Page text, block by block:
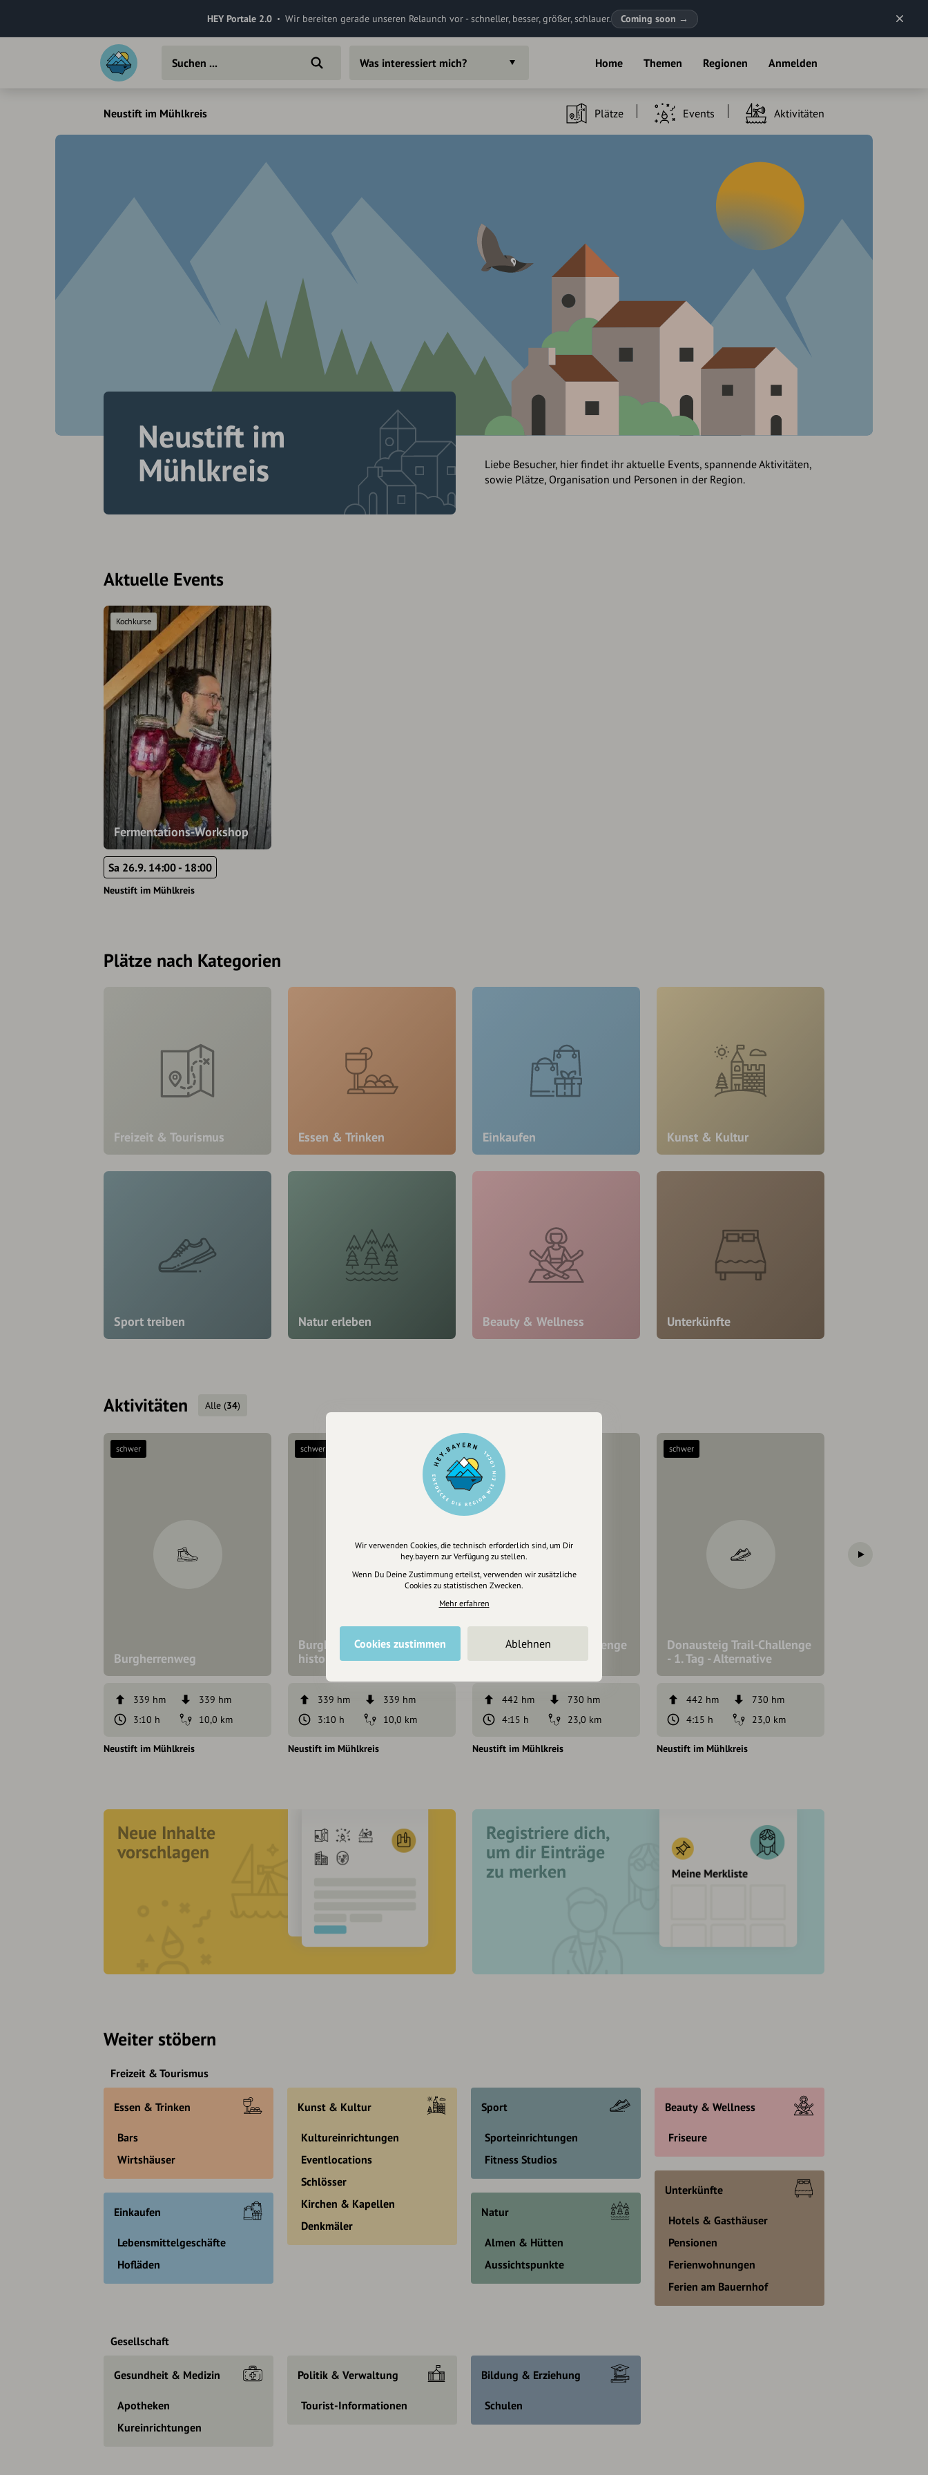
HEY Portale 2.0 Wir bereiten gerade unseren Relaunch vor - schneller, besser, größer, schlauer. Coming soon →
Home Themen Regionen Anmelden
Was interessiert mich?
Neustift im Mühlkreis Plätze Events Aktivitäten
Neustift im
Mühlkreis
Liebe Besucher, hier findet ihr aktuelle Events, spannende Aktivitäten,
sowie Plätze, Organisation und Personen in der Region.
Aktuelle Events
Fermentations-Workshop
Kochkurse
Sa 26.9. 14:00 - 18:00
Neustift im Mühlkreis
Plätze nach Kategorien
Freizeit & Tourismus Essen & Trinken Einkaufen Kunst & Kultur
Sport treiben Natur erleben Beauty & Wellness Unterkünfte
Aktivitäten Alle (34)
Burgherrenweg
schwer
339 hm
339 hm
3:10 h
10,0 km
Neustift im Mühlkreis
Burgherrenweg - vorbei an
historischen Bauwerken
schwer
339 hm
339 hm
3:10 h
10,0 km
Neustift im Mühlkreis
Donausteig Trail-Challenge
- 1. Tag
schwer
442 hm
730 hm
4:15 h
23,0 km
Neustift im Mühlkreis
Donausteig Trail-Challenge
- 1. Tag - Alternative
schwer
442 hm
730 hm
4:15 h
23,0 km
Neustift im Mühlkreis
Neue Inhalte
vorschlagen
Registriere dich,
um dir Einträge
zu merken
Weiter stöbern
Freizeit & Tourismus
Essen & Trinken
Bars
Wirtshäuser
Einkaufen
Lebensmittelgeschäfte
Hofläden
Kunst & Kultur
Kultureinrichtungen
Eventlocations
Schlösser
Kirchen & Kapellen
Denkmäler
Sport
Sporteinrichtungen
Fitness Studios
Natur
Almen & Hütten
Aussichtspunkte
Beauty & Wellness
Friseure
Unterkünfte
Hotels & Gasthäuser
Pensionen
Ferienwohnungen
Ferien am Bauernhof
Gesellschaft
Gesundheit & Medizin
Apotheken
Kureinrichtungen
Politik & Verwaltung
Tourist-Informationen
Bildung & Erziehung
Schulen
Wir verwenden Cookies, die technisch erforderlich sind, um Dir
hey.bayern zur Verfügung zu stellen.
Wenn Du Deine Zustimmung erteilst, verwenden wir zusätzliche
Cookies zu statistischen Zwecken.
Mehr erfahren
Cookies zustimmen Ablehnen